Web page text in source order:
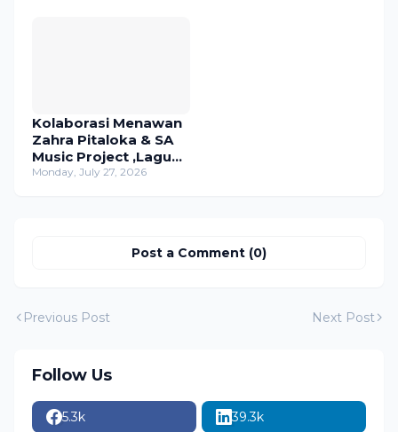
Kolaborasi Menawan
Zahra Pitaloka & SA
Music Project ,Lagu
"Aduhai"Tembus
Monday, July 27, 2026
Post a Comment (0)
Previous Post Next Post
Follow Us
5.3k 39.3k